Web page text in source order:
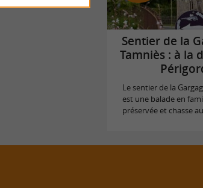
Sentier de la
Tamniès : à la
Le sentier de la
est une balade en
préservée et chasse